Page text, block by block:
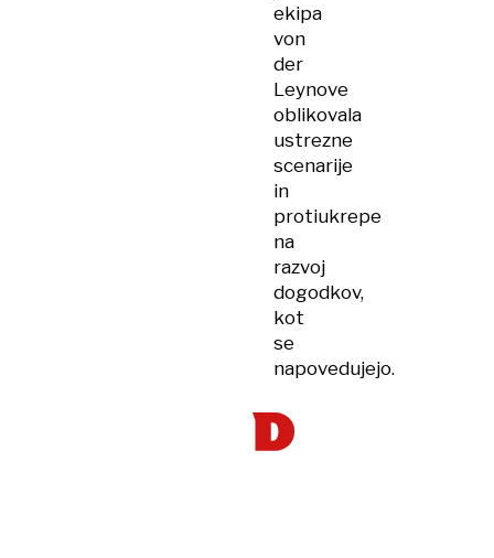
ekipa
von
der
Leynove
oblikovala
ustrezne
scenarije
in
protiukrepe
na
razvoj
dogodkov,
kot
se
napovedujejo.